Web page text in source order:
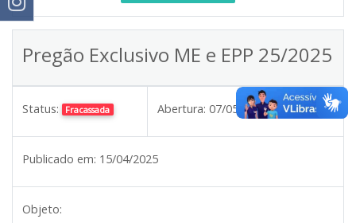
Pregão Exclusivo ME e EPP 25/2025
Status: Fracassada Abertura: 07/05/2025 08:30
Publicado em: 15/04/2025
Objeto: